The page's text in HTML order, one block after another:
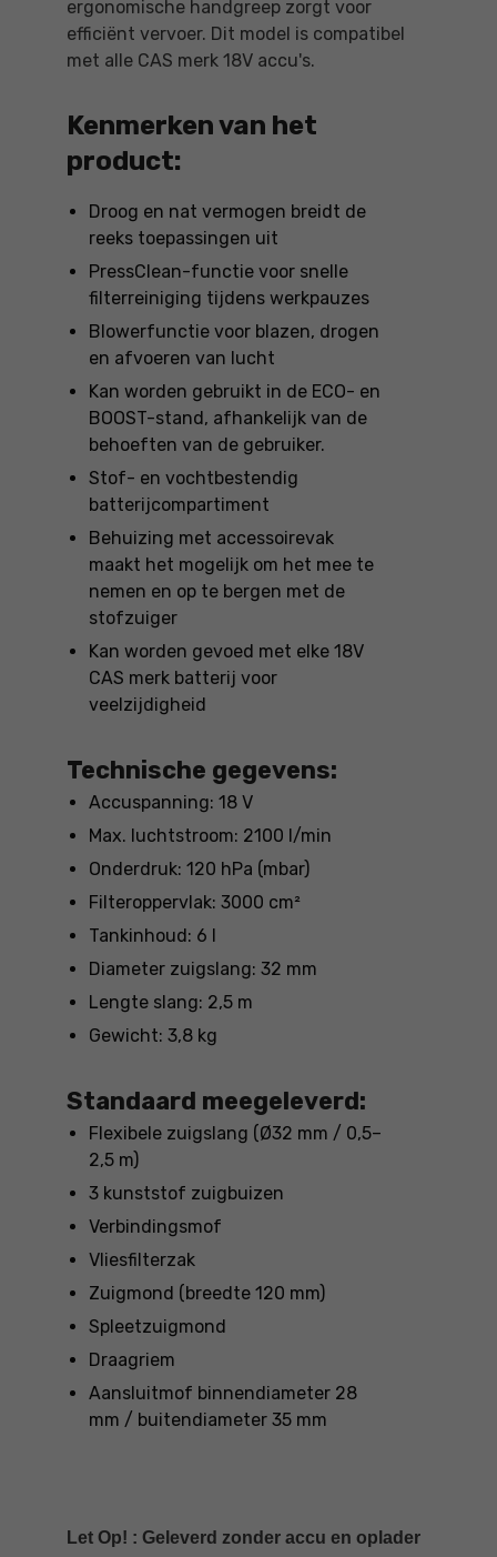
ergonomische handgreep zorgt voor
efficiënt vervoer. Dit model is compatibel
met alle CAS merk 18V accu's.
Kenmerken van het
product:
Droog en nat vermogen breidt de
reeks toepassingen uit
PressClean-functie voor snelle
filterreiniging tijdens werkpauzes
Blowerfunctie voor blazen, drogen
en afvoeren van lucht
Kan worden gebruikt in de ECO- en
BOOST-stand, afhankelijk van de
behoeften van de gebruiker.
Stof- en vochtbestendig
batterijcompartiment
Behuizing met accessoirevak
maakt het mogelijk om het mee te
nemen en op te bergen met de
stofzuiger
Kan worden gevoed met elke 18V
CAS merk batterij voor
veelzijdigheid
Technische gegevens:
Accuspanning: 18 V
Max. luchtstroom: 2100 l/min
Onderdruk: 120 hPa (mbar)
Filteroppervlak: 3000 cm²
Tankinhoud: 6 l
Diameter zuigslang: 32 mm
Lengte slang: 2,5 m
Gewicht: 3,8 kg
Standaard meegeleverd:
Flexibele zuigslang (Ø32 mm / 0,5–
2,5 m)
3 kunststof zuigbuizen
Verbindingsmof
Vliesfilterzak
Zuigmond (breedte 120 mm)
Spleetzuigmond
Draagriem
Aansluitmof binnendiameter 28
mm / buitendiameter 35 mm
Let Op! : Geleverd zonder accu en oplader